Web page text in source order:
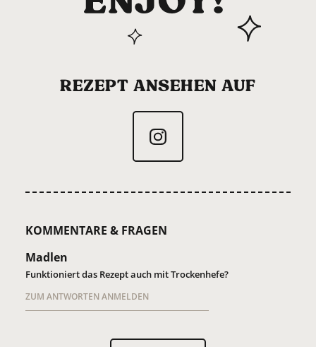
REZEPT ANSEHEN AUF
KOMMENTARE & FRAGEN
Madlen
Funktioniert das Rezept auch mit Trockenhefe?
ZUM ANTWORTEN ANMELDEN